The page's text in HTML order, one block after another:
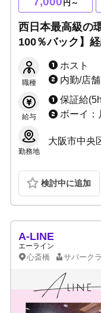
円～
西日本最高級の
100％バック】
ポート体制万全
迎！！
職種
ホスト
内勤/店
給与
保証給(5h 7,000円～13,800円
ボーイ：月23
勤務地
検討中に追加
A-LINE
エーライン
心斎橋 サパーク